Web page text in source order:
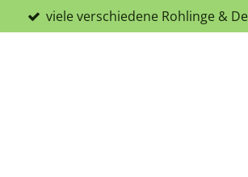
viele verschiedene Rohlinge &